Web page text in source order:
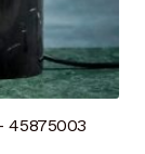
45875003